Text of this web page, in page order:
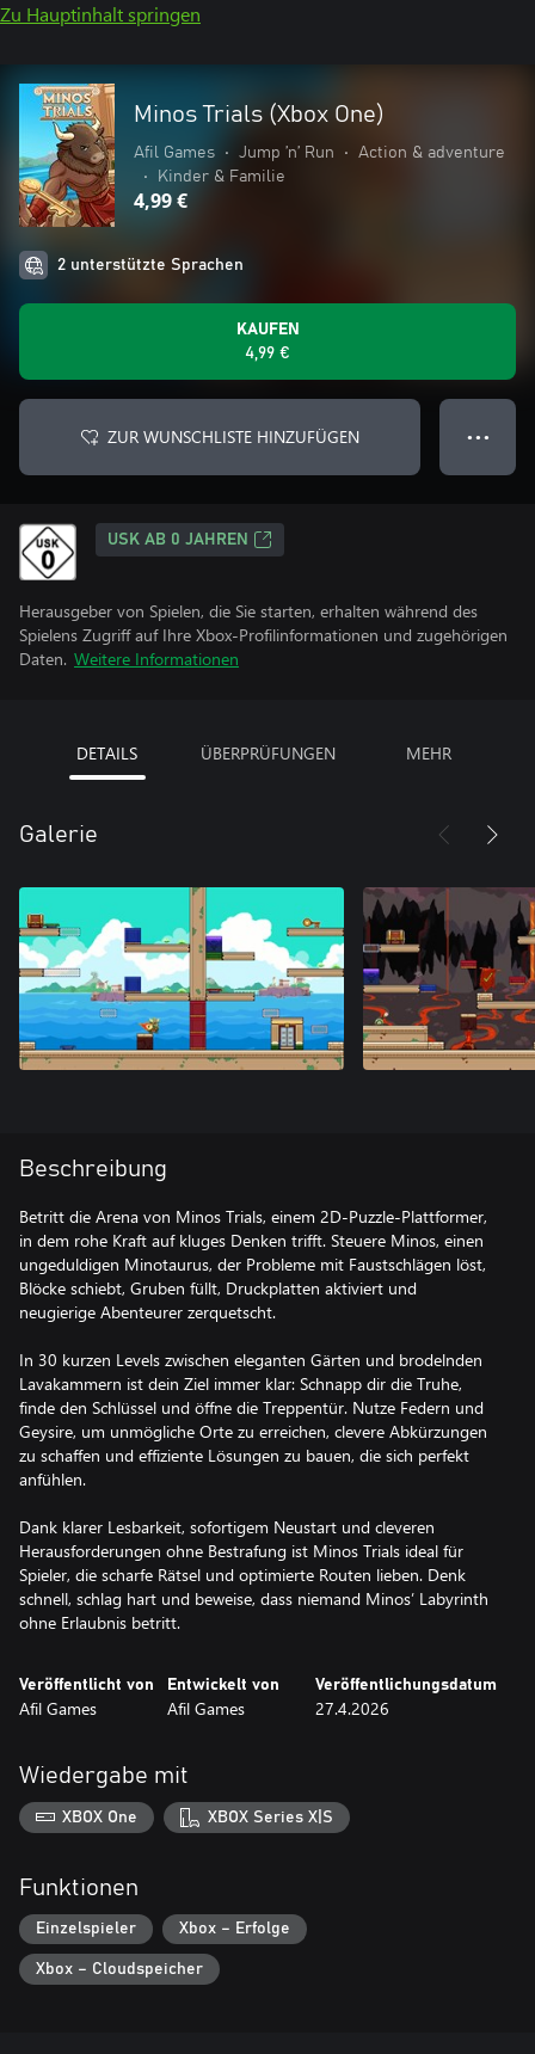
Zu Hauptinhalt springen
Minos Trials (Xbox One)
Afil Games • Jump ’n’ Run •
Action & adventure
•
Kinder & Familie
4,99 €
2 unterstützte Sprachen
KAUFEN
4,99 €
ZUR WUNSCHLISTE HINZUFÜGEN ● ● ●
USK AB 0 JAHREN
Herausgeber von Spielen, die Sie starten, erhalten während des
Spielens Zugriff auf Ihre Xbox-Profilinformationen und zugehörigen
Daten. Weitere Informationen
DETAILS ÜBERPRÜFUNGEN MEHR
Galerie
Beschreibung
Betritt die Arena von Minos Trials, einem 2D-Puzzle-Plattformer,
in dem rohe Kraft auf kluges Denken trifft. Steuere Minos, einen
ungeduldigen Minotaurus, der Probleme mit Faustschlägen löst,
Blöcke schiebt, Gruben füllt, Druckplatten aktiviert und
neugierige Abenteurer zerquetscht.
In 30 kurzen Levels zwischen eleganten Gärten und brodelnden
Lavakammern ist dein Ziel immer klar: Schnapp dir die Truhe,
finde den Schlüssel und öffne die Treppentür. Nutze Federn und
Geysire, um unmögliche Orte zu erreichen, clevere Abkürzungen
zu schaffen und effiziente Lösungen zu bauen, die sich perfekt
anfühlen.
Dank klarer Lesbarkeit, sofortigem Neustart und cleveren
Herausforderungen ohne Bestrafung ist Minos Trials ideal für
Spieler, die scharfe Rätsel und optimierte Routen lieben. Denk
schnell, schlag hart und beweise, dass niemand Minos’ Labyrinth
ohne Erlaubnis betritt.
Veröffentlicht von
Afil Games
Entwickelt von
Afil Games
Veröffentlichungsdatum
27.4.2026
Wiedergabe mit
XBOX One XBOX Series X|S
Funktionen
Einzelspieler Xbox – Erfolge
Xbox – Cloudspeicher